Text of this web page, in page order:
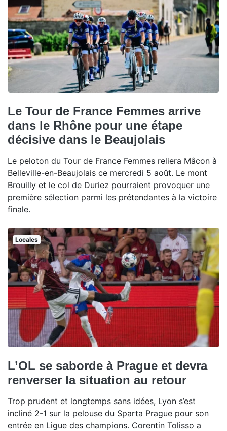
Le Tour de France Femmes arrive
dans le Rhône pour une étape
décisive dans le Beaujolais
Le peloton du Tour de France Femmes reliera Mâcon à
Belleville-en-Beaujolais ce mercredi 5 août. Le mont
Brouilly et le col de Duriez pourraient provoquer une
première sélection parmi les prétendantes à la victoire
finale.
Locales
L’OL se saborde à Prague et devra
renverser la situation au retour
Trop prudent et longtemps sans idées, Lyon s’est
incliné 2-1 sur la pelouse du Sparta Prague pour son
entrée en Ligue des champions. Corentin Tolisso a